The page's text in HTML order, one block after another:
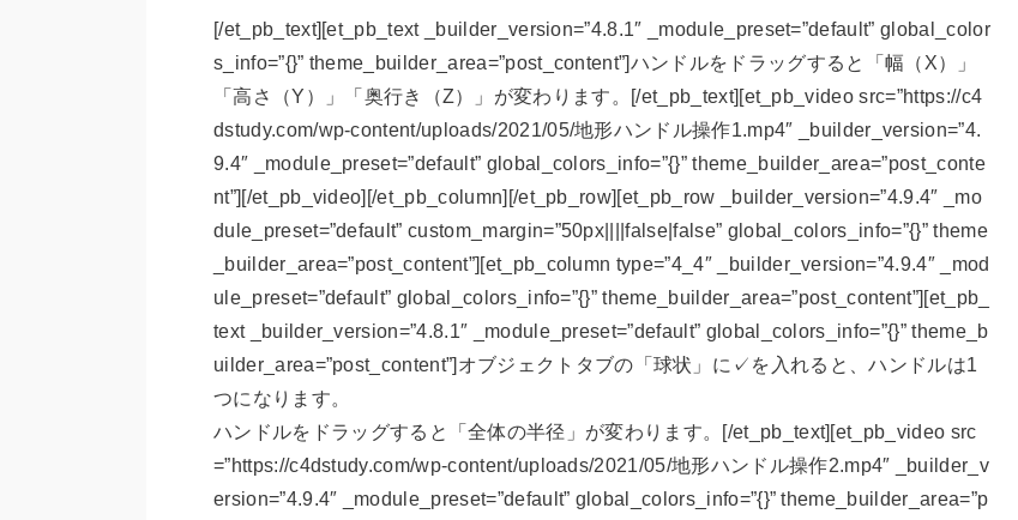
[/et_pb_text][et_pb_text _builder_version=”4.8.1″ _module_preset=”default” global_color
s_info=”{}” theme_builder_area=”post_content”]ハンドルをドラッグすると「幅（X）」
「高さ（Y）」「奥行き（Z）」が変わります。[/et_pb_text][et_pb_video src=”https://c4
dstudy.com/wp-content/uploads/2021/05/地形ハンドル操作1.mp4″ _builder_version=”4.
9.4″ _module_preset=”default” global_colors_info=”{}” theme_builder_area=”post_conte
nt”][/et_pb_video][/et_pb_column][/et_pb_row][et_pb_row _builder_version=”4.9.4″ _mo
dule_preset=”default” custom_margin=”50px||||false|false” global_colors_info=”{}” theme
_builder_area=”post_content”][et_pb_column type=”4_4″ _builder_version=”4.9.4″ _mod
ule_preset=”default” global_colors_info=”{}” theme_builder_area=”post_content”][et_pb_
text _builder_version=”4.8.1″ _module_preset=”default” global_colors_info=”{}” theme_b
uilder_area=”post_content”]オブジェクトタブの「球状」に✓を入れると、ハンドルは1
つになります。
ハンドルをドラッグすると「全体の半径」が変わります。[/et_pb_text][et_pb_video src
=”https://c4dstudy.com/wp-content/uploads/2021/05/地形ハンドル操作2.mp4″ _builder_v
ersion=”4.9.4″ _module_preset=”default” global_colors_info=”{}” theme_builder_area=”p